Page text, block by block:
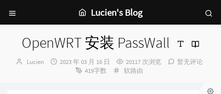
Lucien's Blog
OpenWRT 安装 PassWall
博
Lucien
发
2023 年 03 月 16 日 20117 次浏览
暂无评论
419字数
分
软路由